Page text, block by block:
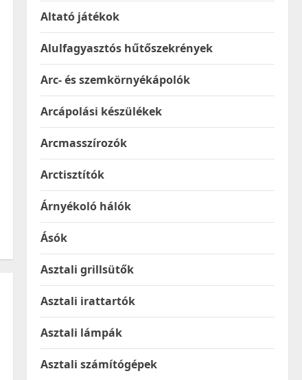
Altató játékok
Alulfagyasztós hűtőszekrények
Arc- és szemkörnyékápolók
Arcápolási készülékek
Arcmasszírozók
Arctisztítók
Árnyékoló hálók
Ásók
Asztali grillsütők
Asztali irattartók
Asztali lámpák
Asztali számítógépek